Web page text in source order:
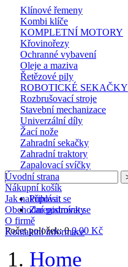
Klínové řemeny
Kombi klíče
KOMPLETNÍ MOTORY
Křovinořezy
Ochranné vybavení
Oleje a maziva
Řetězové pily
ROBOTICKÉ SEKAČKY
Rozbrušovací stroje
Stavební mechanizace
Univerzální díly
Žací nože
Zahradní sekačky
Zahradní traktory
Zapalovací svíčky
Přihlásit se
Zaregistrovat se
Počet položek: 0 0,00 Kč
Úvodní strana
Nákupní košík
Jak nakupovat
Obchodní podmínky
O firmě
Kontaktní informace
Home